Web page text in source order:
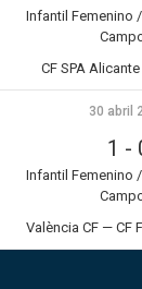
Infantil Femenino
CF SPA
30 abril
1 -
Infantil Femenino /
València CF — CF